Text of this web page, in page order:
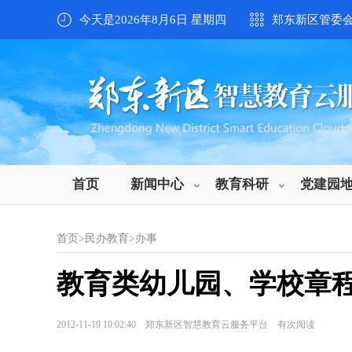
今天是2026年8月6日 星期四 郑东新区管委
首页 新闻中心 教育科研 党建园
首页 > 民办教育>办事
教育类幼儿园、学校章
2012-11-19 10:02:40 郑东新区智慧教育云服务平台 有次阅读